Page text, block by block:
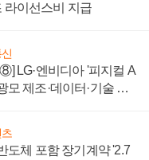
라이선스비 지급
LG·엔비디아 '피지컬 A
모 제조·데이터·기술 결
도체 포함 장기계약 '2.7